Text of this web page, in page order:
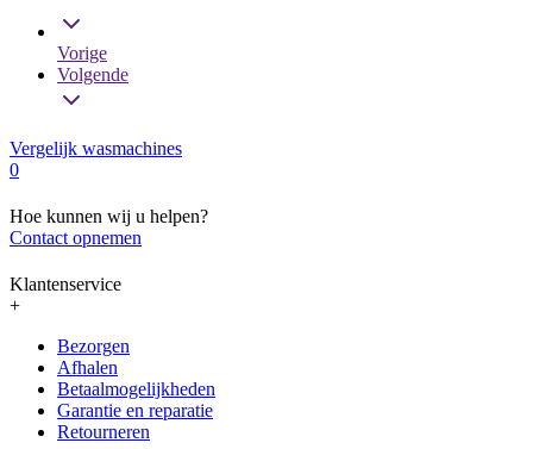
Vorige
Volgende
Vergelijk wasmachines
0
Hoe kunnen wij u helpen?
Contact opnemen
Klantenservice
+
Bezorgen
Afhalen
Betaalmogelijkheden
Garantie en reparatie
Retourneren